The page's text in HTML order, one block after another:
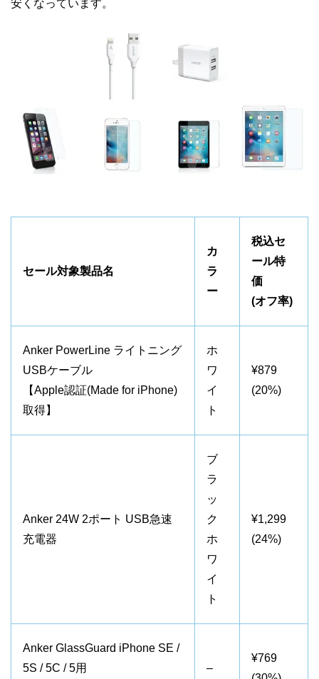
安くなっています。
セール対象製品名
カ
ラ
ー
税込セ
ール特
価
(オフ率)
Anker PowerLine ライトニング
USBケーブル
【Apple認証(Made for iPhone)
取得】
ホ
ワ
イ
ト
¥879
(20%)
Anker 24W 2ポート USB急速
充電器
ブ
ラ
ッ
ク
ホ
ワ
イ
ト
¥1,299
(24%)
Anker GlassGuard iPhone SE /
5S / 5C / 5用
–
¥769